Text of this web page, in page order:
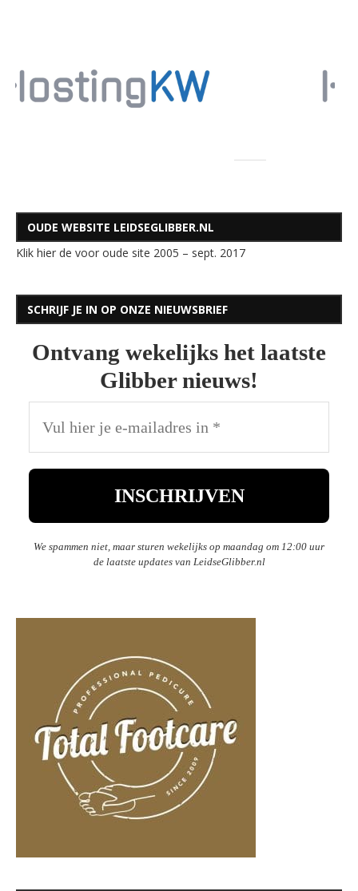
OUDE WEBSITE LEIDSEGLIBBER.NL
Klik hier de voor oude site 2005 – sept. 2017
SCHRIJF JE IN OP ONZE NIEUWSBRIEF
Ontvang wekelijks het laatste
Glibber nieuws!
We spammen niet, maar sturen wekelijks op maandag om 12:00 uur
de laatste updates van LeidseGlibber.nl